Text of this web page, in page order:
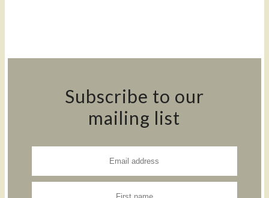
Subscribe to our
mailing list